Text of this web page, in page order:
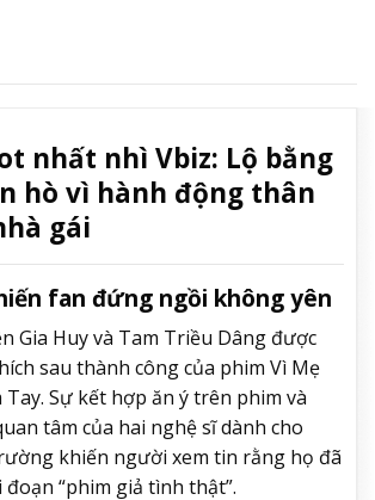
nhất nhì Vbiz: Lộ bằng
hò vì hành động thân
gái
fan đứng ngồi không yên
Gia Huy và Tam Triều Dâng được
sau thành công của phim Vì Mẹ
Tay. Sự kết hợp ăn ý trên phim và
tâm của hai nghệ sĩ dành cho
khiến người xem tin rằng họ đã
“phim giả tình thật”.